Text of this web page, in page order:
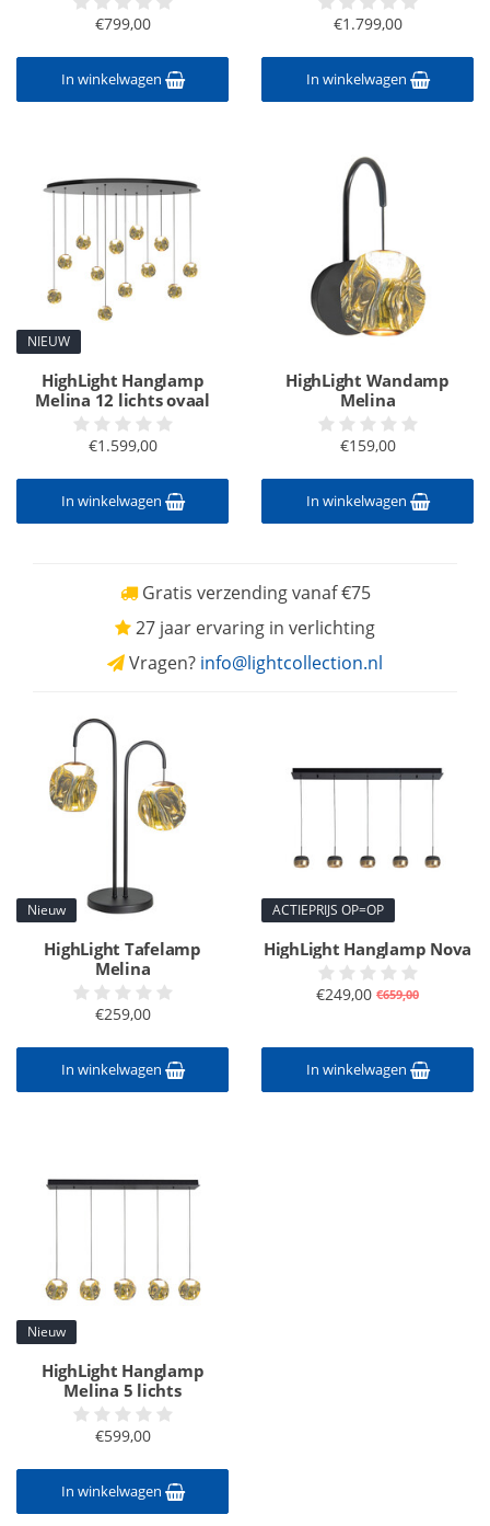
€799,00
In winkelwagen
€1.799,00
In winkelwagen
NIEUW
HighLight Hanglamp
Melina 12 lichts ovaal
€1.599,00
In winkelwagen
HighLight Wandamp
Melina
€159,00
In winkelwagen
Gratis verzending vanaf €75
27 jaar ervaring in verlichting
Vragen? info@lightcollection.nl
Nieuw
HighLight Tafelamp
Melina
€259,00
In winkelwagen
ACTIEPRIJS OP=OP
HighLight Hanglamp Nova
€249,00 €659,00
In winkelwagen
Nieuw
HighLight Hanglamp
Melina 5 lichts
€599,00
In winkelwagen